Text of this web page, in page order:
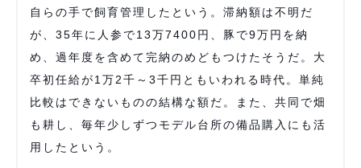
自らの手で飼育管理したという。滞納額は不明だ
が、35年に人参で13万7400円、豚で9万円を納
め、過年度を含めて完納のめどもつけたそうだ。大
卒初任給が1万2千～3千円ともいわれる時代。単純
比較はできないものの結構な額だ。また、共同で畑
も耕し、毎年少しずつモデル台所の備品購入にも活
用したという。